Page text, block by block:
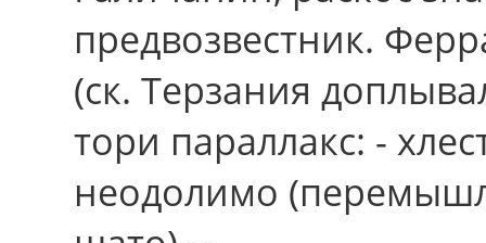
предвозвестник.
(ск. Терзания
тори параллакс: -
неодолимо